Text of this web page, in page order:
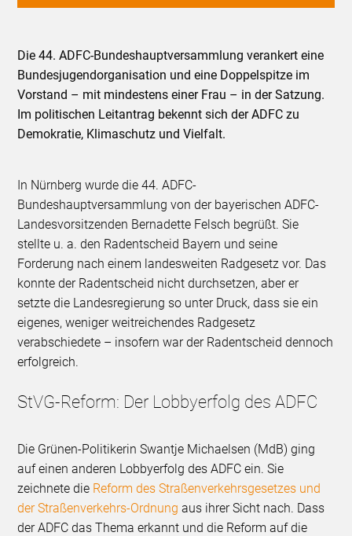
Die 44. ADFC-Bundeshauptversammlung verankert eine
Bundesjugendorganisation und eine Doppelspitze im
Vorstand – mit mindestens einer Frau – in der Satzung.
Im politischen Leitantrag bekennt sich der ADFC zu
Demokratie, Klimaschutz und Vielfalt.
In Nürnberg wurde die 44. ADFC-
Bundeshauptversammlung von der bayerischen ADFC-
Landesvorsitzenden Bernadette Felsch begrüßt. Sie
stellte u. a. den Radentscheid Bayern und seine
Forderung nach einem landesweiten Radgesetz vor. Das
konnte der Radentscheid nicht durchsetzen, aber er
setzte die Landesregierung so unter Druck, dass sie ein
eigenes, weniger weitreichendes Radgesetz
verabschiedete – insofern war der Radentscheid dennoch
erfolgreich.
StVG-Reform: Der Lobbyerfolg des ADFC
Die Grünen-Politikerin Swantje Michaelsen (MdB) ging
auf einen anderen Lobbyerfolg des ADFC ein. Sie
zeichnete die Reform des Straßenverkehrsgesetzes und
der Straßenverkehrs-Ordnung aus ihrer Sicht nach. Dass
der ADFC das Thema erkannt und die Reform auf die